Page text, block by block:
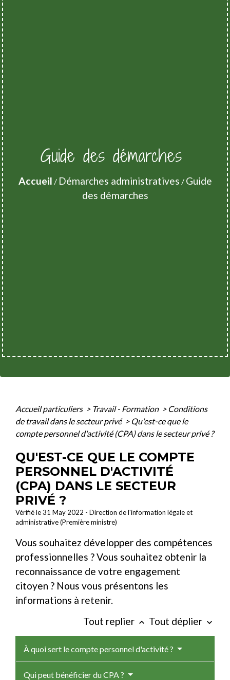
Guide des démarches
Accueil / Démarches administratives / Guide
des démarches
Accueil particuliers > Travail - Formation > Conditions
de travail dans le secteur privé > Qu'est-ce que le
compte personnel d'activité (CPA) dans le secteur privé ?
QU'EST-CE QUE LE COMPTE
PERSONNEL D'ACTIVITÉ
(CPA) DANS LE SECTEUR
PRIVÉ ?
Vérifié le 31 May 2022 - Direction de l'information légale et
administrative (Première ministre)
Vous souhaitez développer des compétences
professionnelles ? Vous souhaitez obtenir la
reconnaissance de votre engagement
citoyen ? Nous vous présentons les
informations à retenir.
Tout replier keyboard_arrow_up Tout déplier keyboard_arrow_down
À quoi sert le compte personnel d'activité ?
Qui peut bénéficier du CPA ?